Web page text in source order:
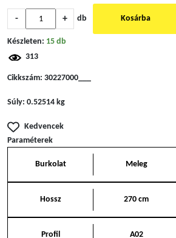
- + db Kosárba
Készleten: 15 db
313
Cikkszám: 30227000___
Súly: 0.52514 kg
Kedvencek
Paraméterek
Burkolat Meleg
Hossz 270 cm
Profil A02